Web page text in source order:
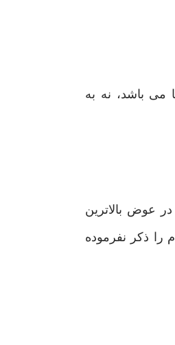
می باشد، نه به
عوض بالاترین
را ذکر نفرموده